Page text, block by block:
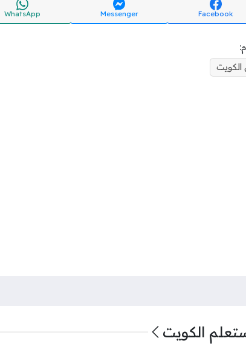
Facebook
Messenger
WhatsApp
الكويت
الكويت